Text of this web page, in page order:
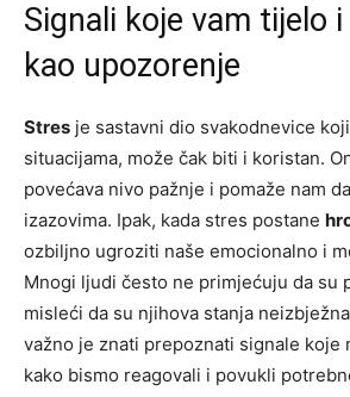
Signali koje vam tijelo
kao upozorenje
Stres je sastavni dio svakodnevice
situacijama, može čak biti i koristan.
povećava nivo pažnje i pomaže nam
izazovima. Ipak, kada stres postane
ozbiljno ugroziti naše emocionalno i
Mnogi ljudi često ne primjećuju da su
misleći da su njihova stanja
važno je znati prepoznati signale koje
kako bismo reagovali i povukli